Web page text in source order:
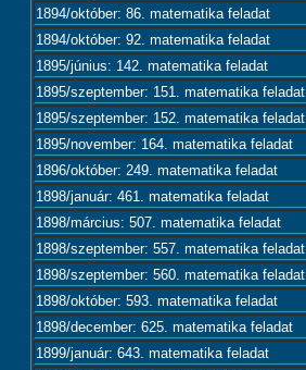
1894/október: 86. matematika feladat
1894/október: 92. matematika feladat
1895/június: 142. matematika feladat
1895/szeptember: 151. matematika feladat
1895/szeptember: 152. matematika feladat
1895/november: 164. matematika feladat
1896/október: 249. matematika feladat
1898/január: 461. matematika feladat
1898/március: 507. matematika feladat
1898/szeptember: 557. matematika feladat
1898/szeptember: 560. matematika feladat
1898/október: 593. matematika feladat
1898/december: 625. matematika feladat
1899/január: 643. matematika feladat